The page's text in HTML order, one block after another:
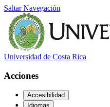
Saltar Navegación
Universidad de Costa Rica
Acciones
Accesibilidad
Idiomas